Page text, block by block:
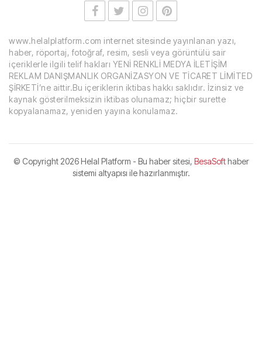
www.helalplatform.com internet sitesinde yayınlanan yazı,
haber, röportaj, fotoğraf, resim, sesli veya görüntülü sair
içeriklerle ilgili telif hakları YENİ RENKLİ MEDYA İLETİŞİM
REKLAM DANIŞMANLIK ORGANİZASYON VE TİCARET LİMİTED
ŞİRKETİ’ne aittir.Bu içeriklerin iktibas hakkı saklıdır. İzinsiz ve
kaynak gösterilmeksizin iktibas olunamaz; hiçbir surette
kopyalanamaz, yeniden yayına konulamaz.
© Copyright2026 Helal Platform - Bu haber sitesi, BesaSofthaber
sistemi altyapısı ile hazırlanmıştır.